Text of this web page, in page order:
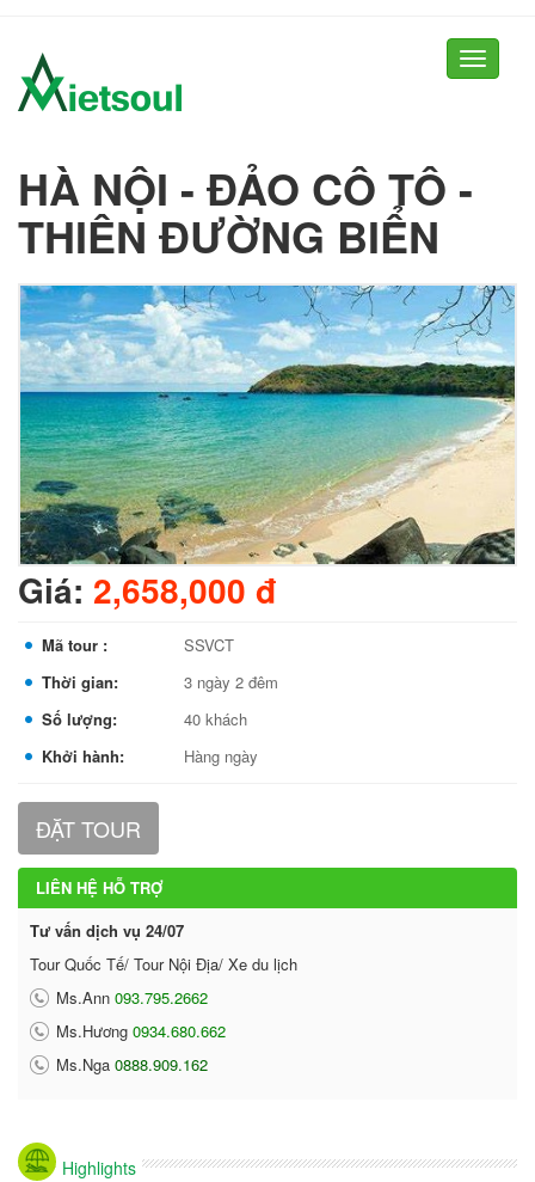
Toggle
HÀ NỘI - ĐẢO CÔ TÔ -
THIÊN ĐƯỜNG BIỂN
Giá: 2,658,000 đ
Mã tour :
SSVCT
Thời gian:
3 ngày 2 đêm
Số lượng:
40 khách
Khởi hành:
Hàng ngày
ĐẶT TOUR
LIÊN HỆ HỖ TRỢ
Tư vấn dịch vụ 24/07
Tour Quốc Tế/ Tour Nội Địa/ Xe du lịch
Ms.Ann 093.795.2662
Ms.Hương 0934.680.662
Ms.Nga 0888.909.162
Highlights